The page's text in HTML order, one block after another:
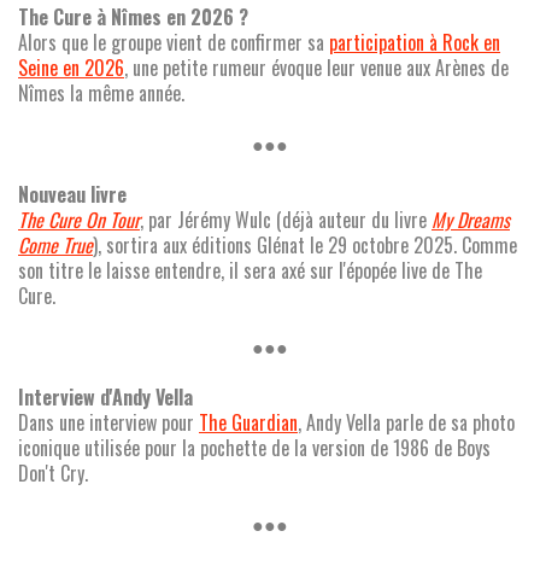
The Cure à Nîmes en 2026 ?
Alors que le groupe vient de confirmer sa participation à Rock en
Seine en 2026, une petite rumeur évoque leur venue aux Arènes de
Nîmes la même année.
●●●
Nouveau livre
The Cure On Tour, par Jérémy Wulc (déjà auteur du livre My Dreams
Come True), sortira aux éditions Glénat le 29 octobre 2025. Comme
son titre le laisse entendre, il sera axé sur l'épopée live de The
Cure.
●●●
Interview d'Andy Vella
Dans une interview pour The Guardian, Andy Vella parle de sa photo
iconique utilisée pour la pochette de la version de 1986 de Boys
Don't Cry.
●●●